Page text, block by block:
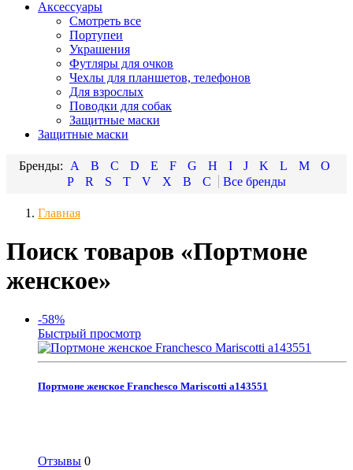
Аксессуары
Смотреть все
Портупеи
Украшения
Футляры для очков
Чехлы для планшетов, телефонов
Для взрослых
Поводки для собак
Защитные маски
Защитные маски
A B C D E F G H I J K L M
O
P
R S T V X В С
Главная
Поиск товаров «Портмоне
женское»
-58%
Быстрый просмотр
Портмоне женское Franchesco Mariscotti а143551
Отзывы 0